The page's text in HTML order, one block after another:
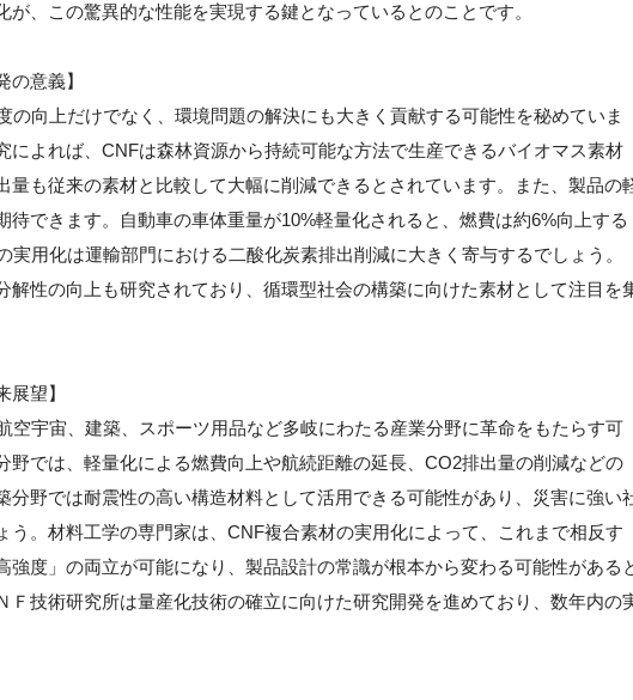
、この驚異的な性能を実現する鍵となっているとのことです。
の意義】
の向上だけでなく、環境問題の解決にも大きく貢献する可能性を秘めていま
によれば、CNFは森林資源から持続可能な方法で生産できるバイオマス素材
量も従来の素材と比較して大幅に削減できるとされています。また、製品の
待できます。自動車の車体重量が10%軽量化されると、燃費は約6%向上する
実用化は運輸部門における二酸化炭素排出削減に大きく寄与するでしょう。
解性の向上も研究されており、循環型社会の構築に向けた素材として注目を
展望】
空宇宙、建築、スポーツ用品など多岐にわたる産業分野に革命をもたらす可
野では、軽量化による燃費向上や航続距離の延長、CO2排出量の削減などの
分野では耐震性の高い構造材料として活用できる可能性があり、災害に強い
う。材料工学の専門家は、CNF複合素材の実用化によって、これまで相反す
強度」の両立が可能になり、製品設計の常識が根本から変わる可能性がある
Ｆ技術研究所は量産化技術の確立に向けた研究開発を進めており、数年内の